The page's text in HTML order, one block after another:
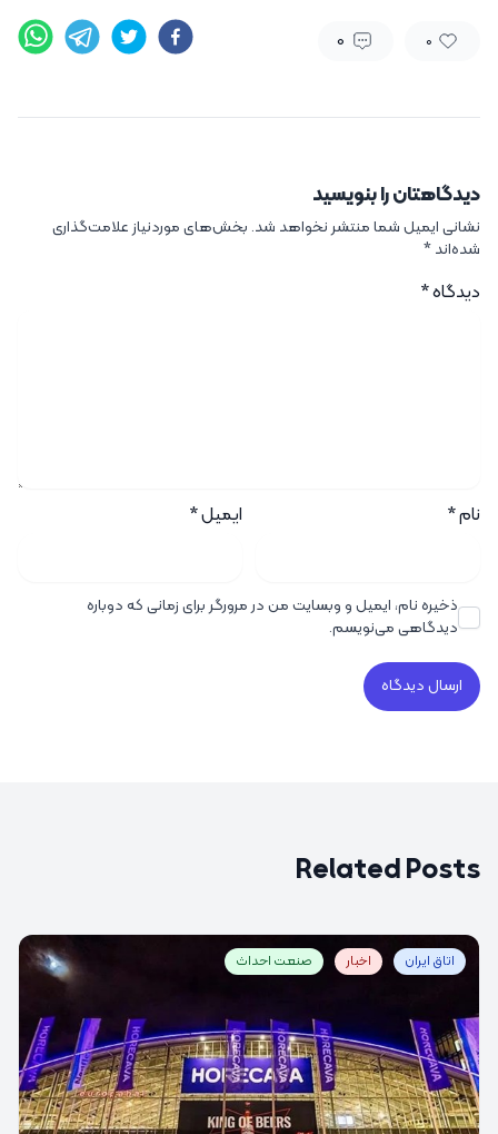
0
0
دیدگاهتان را بنویسید
نشانی ایمیل شما منتشر نخواهد شد. بخش‌های موردنیاز علامت‌گذاری
شده‌اند*
دیدگاه*
نام* ایمیل*
ذخیره نام، ایمیل و وبسایت من در مرورگر برای زمانی که دوباره
دیدگاهی می‌نویسم.
Related Posts
اتاق ایران اخبار صنعت احداث